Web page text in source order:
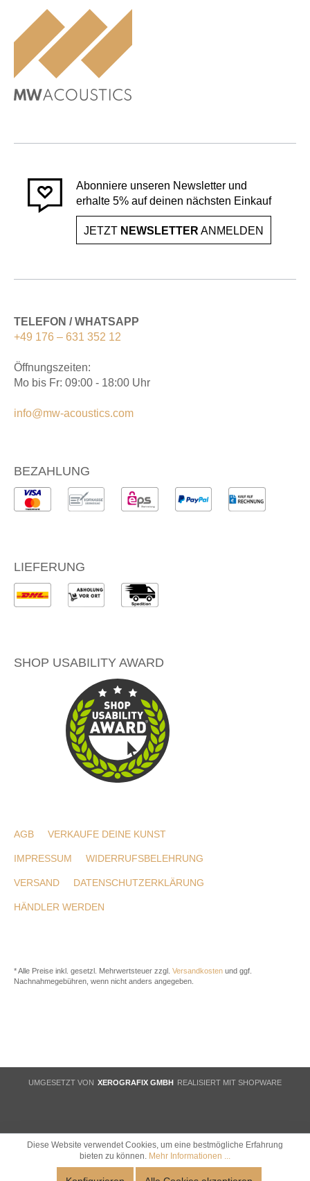
Abonniere unseren Newsletter und
erhalte 5% auf deinen nächsten Einkauf
JETZT NEWSLETTER ANMELDEN
TELEFON / WHATSAPP
+49 176 – 631 352 12
Öffnungszeiten:
Mo bis Fr: 09:00 - 18:00 Uhr
info@mw-acoustics.com
BEZAHLUNG
LIEFERUNG
SHOP USABILITY AWARD
AGB VERKAUFE DEINE KUNST
IMPRESSUM WIDERRUFSBELEHRUNG
VERSAND DATENSCHUTZERKLÄRUNG
HÄNDLER WERDEN
* Alle Preise inkl. gesetzl. Mehrwertsteuer zzgl. Versandkosten und ggf.
Nachnahmegebühren, wenn nicht anders angegeben.
UMGESETZT VON XEROGRAFIX GMBH REALISIERT MIT SHOPWARE
Diese Website verwendet Cookies, um eine bestmögliche Erfahrung
bieten zu können. Mehr Informationen ...